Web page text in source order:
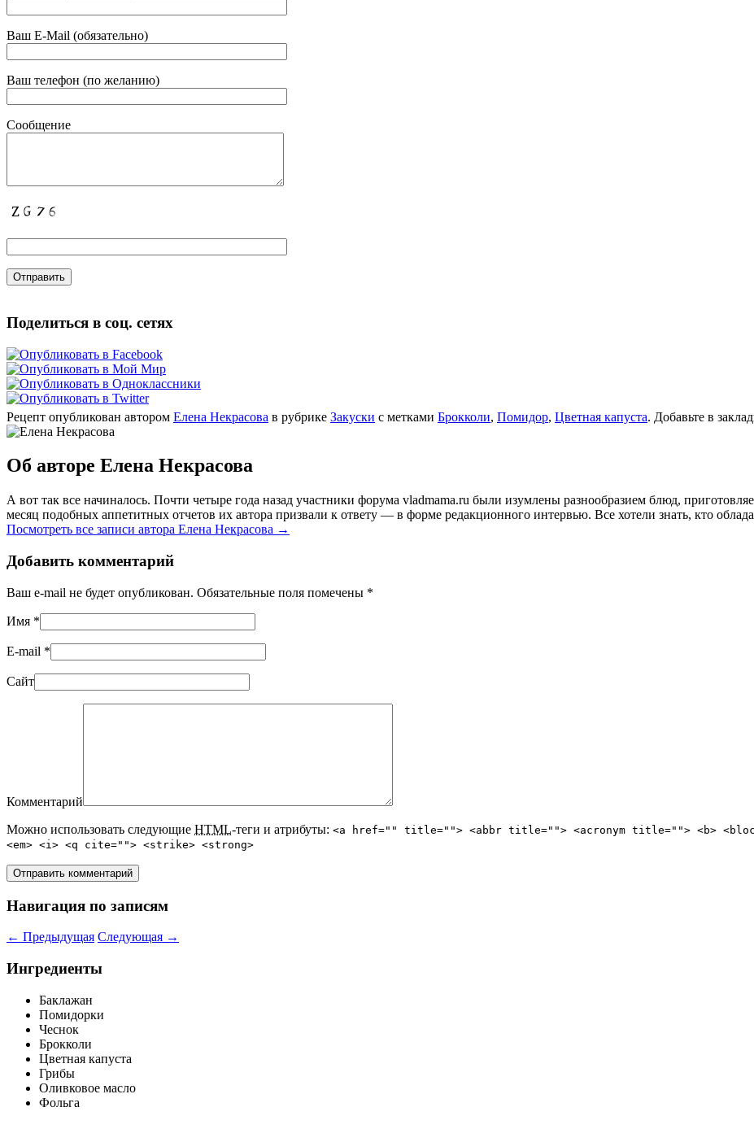
Ваш E-Mail (обязательно)
Ваш телефон (по желанию)
Сообщение
Поделиться в соц. сетях
Рецепт опубликован автором Елена Некрасова в рубрике Закуски с метками Брокколи, Помидор, Цветная капуста. Добавьте в
Об авторе Елена Некрасова
А вот так все начиналось. Почти четыре года назад участники форума vladmama.ru были изумлены разнообразием блюд,
месяц подобных аппетитных отчетов их автора призвали к ответу — в форме редакционного интервью. Все хотели знать, кто
Посмотреть все записи автора Елена Некрасова →
Добавить комментарий
Ваш e-mail не будет опубликован. Обязательные поля помечены *
Имя *
E-mail *
Сайт
Комментарий
Можно использовать следующие HTML-теги и атрибуты: <a href="" title=""> <abbr title=""> <acronym title=""> <b>
<em> <i> <q cite=""> <strike> <strong>
Навигация по записям
← Предыдущая Следующая →
Ингредиенты
Баклажан
Помидорки
Чеснок
Брокколи
Цветная капуста
Грибы
Оливковое масло
Фольга